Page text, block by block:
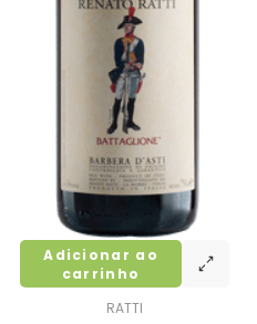
RATTI
Adicionar ao
carrinho